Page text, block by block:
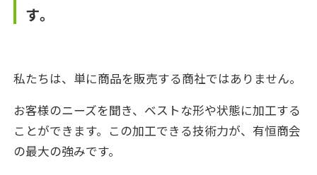
す。
私たちは、単に商品を販売する商社ではありません。
お客様のニーズを聞き、ベストな形や状態に加工する
ことができます。この加工できる技術力が、有恒商会
の最大の強みです。